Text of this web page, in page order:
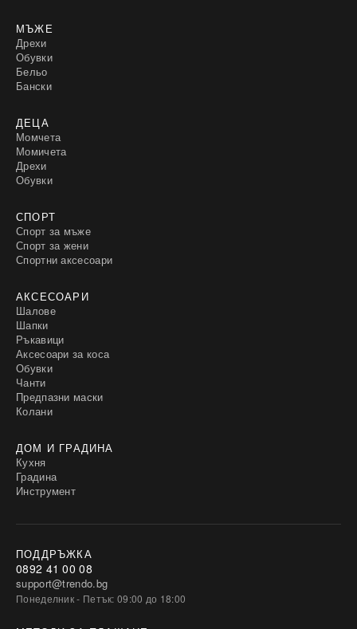
МЪЖЕ
Дрехи
Обувки
Бельо
Бански
ДЕЦА
Момчета
Момичета
Дрехи
Обувки
СПОРТ
Спорт за мъже
Спорт за жени
Спортни аксесоари
АКСЕСОАРИ
Шалове
Шапки
Ръкавици
Аксесоари за коса
Обувки
Чанти
Предпазни маски
Колани
ДОМ И ГРАДИНА
Кухня
Градина
Инструмент
ПОДДРЪЖКА
0892 41 00 08
support@trendo.bg
Понеделник - Петък: 09:00 до 18:00